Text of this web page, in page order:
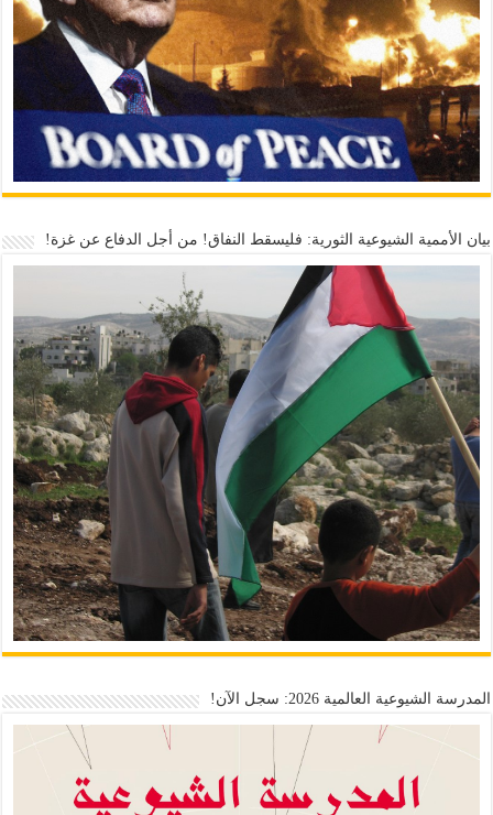
بيان الأممية الشيوعية الثورية: فليسقط النفاق! من أجل الدفاع عن غزة!
المدرسة الشيوعية العالمية 2026: سجل الآن!